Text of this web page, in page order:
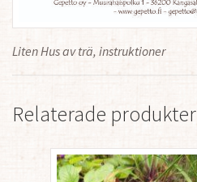
Liten Hus av trä, instruktioner
Relaterade produkter